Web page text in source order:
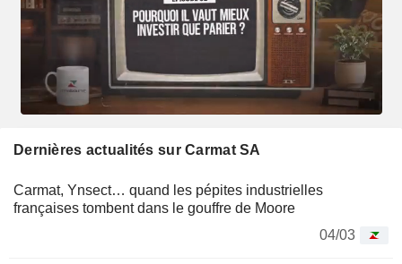
Dernières actualités sur Carmat SA
Carmat, Ynsect… quand les pépites industrielles
françaises tombent dans le gouffre de Moore
04/03